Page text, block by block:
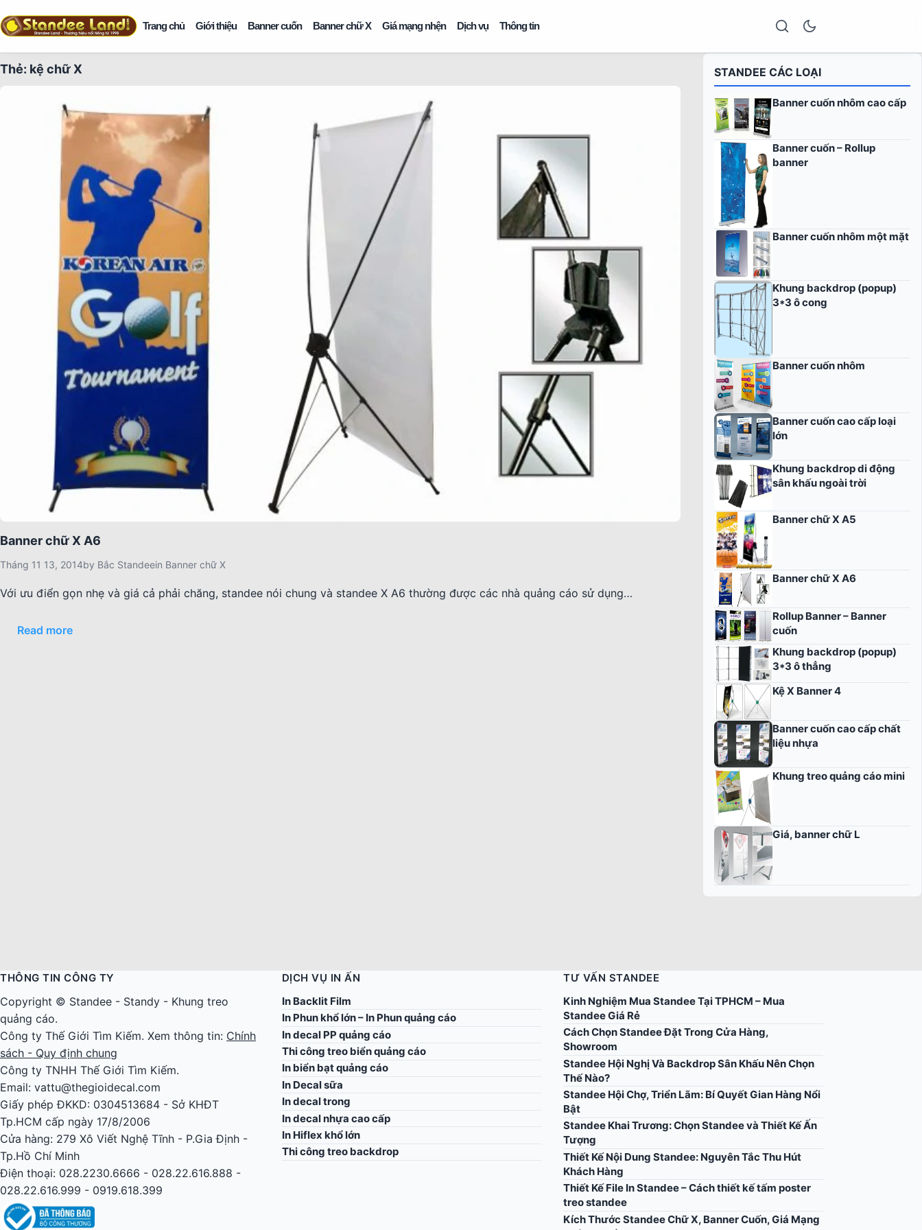
Trang chủ Giới thiệu Banner cuốn Banner chữ X Giá mạng nhện Dịch vụ Thông tin
Thẻ: kệ chữ X
Banner chữ X A6
Tháng 11 13, 2014by Bắc Standeein Banner chữ X
Với ưu điển gọn nhẹ và giá cả phải chăng, standee nói chung và standee X A6 thường được các nhà quảng cáo sử dụng…
Read more
STANDEE CÁC LOẠI
Banner cuốn nhôm cao cấp
Banner cuốn – Rollup
banner
Banner cuốn nhôm một mặt
Khung backdrop (popup)
3*3 ô cong
Banner cuốn nhôm
Banner cuốn cao cấp loại
lớn
Khung backdrop di động
sân khấu ngoài trời
Banner chữ X A5
Banner chữ X A6
Rollup Banner – Banner
cuốn
Khung backdrop (popup)
3*3 ô thẳng
Kệ X Banner 4
Banner cuốn cao cấp chất
liệu nhựa
Khung treo quảng cáo mini
Giá, banner chữ L
THÔNG TIN CÔNG TY
Copyright © Standee - Standy - Khung treo
quảng cáo.
Công ty Thế Giới Tìm Kiếm. Xem thông tin: Chính
sách - Quy định chung
Công ty TNHH Thế Giới Tìm Kiếm.
Email: vattu@thegioidecal.com
Giấy phép ĐKKD: 0304513684 - Sở KHĐT
Tp.HCM cấp ngày 17/8/2006
Cửa hàng: 279 Xô Viết Nghệ Tĩnh - P.Gia Định -
Tp.Hồ Chí Minh
Điện thoại: 028.2230.6666 - 028.22.616.888 -
028.22.616.999 - 0919.618.399
DỊCH VỤ IN ẤN
In Backlit Film
In Phun khổ lớn – In Phun quảng cáo
In decal PP quảng cáo
Thi công treo biển quảng cáo
In biển bạt quảng cáo
In Decal sữa
In decal trong
In decal nhựa cao cấp
In Hiflex khổ lớn
Thi công treo backdrop
TƯ VẤN STANDEE
Kinh Nghiệm Mua Standee Tại TPHCM – Mua
Standee Giá Rẻ
Cách Chọn Standee Đặt Trong Cửa Hàng,
Showroom
Standee Hội Nghị Và Backdrop Sân Khấu Nên Chọn
Thế Nào?
Standee Hội Chợ, Triển Lãm: Bí Quyết Gian Hàng Nổi
Bật
Standee Khai Trương: Chọn Standee và Thiết Kế Ấn
Tượng
Thiết Kế Nội Dung Standee: Nguyên Tắc Thu Hút
Khách Hàng
Thiết Kế File In Standee – Cách thiết kế tấm poster
treo standee
Kích Thước Standee Chữ X, Banner Cuốn, Giá Mạng